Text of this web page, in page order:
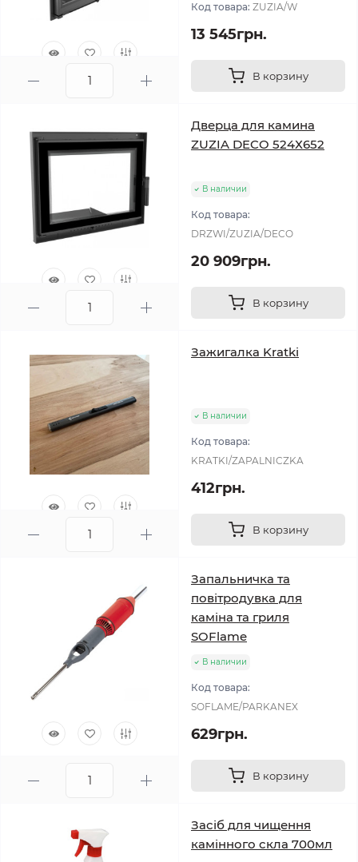
Код товара: ZUZIA/W
13 545грн.
В корзину
Дверца для камина
ZUZIA DECO 524Х652
В наличии
Код товара:
DRZWI/ZUZIA/DECO
20 909грн.
В корзину
Зажигалка Kratki
В наличии
Код товара:
KRATKI/ZAPALNICZKA
412грн.
В корзину
Запальничка та
повітродувка для
каміна та гриля
SOFlame
В наличии
Код товара:
SOFLAME/PARKANEX
629грн.
В корзину
Засіб для чищення
камінного скла 700мл